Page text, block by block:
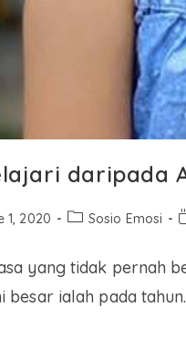
daripada
1, 2020 Sosio Emosi
yang tidak pernah
besar ialah pada